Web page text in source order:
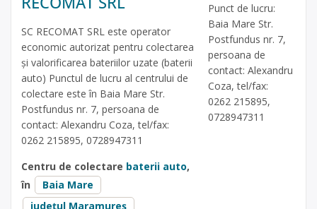
SC RECOMAT SRL este operator
economic autorizat pentru colectarea
și valorificarea bateriilor uzate (baterii
auto) Punctul de lucru al centrului de
colectare este în Baia Mare Str.
Postfundus nr. 7, persoana de
contact: Alexandru Coza, tel/fax:
0262 215895, 0728947311
Centru de colectare baterii auto,
în
Baia Mare
județul Maramureș
Punct de lucru:
Baia Mare Str.
Postfundus nr. 7,
persoana de
contact: Alexandru
Coza, tel/fax:
0262 215895,
0728947311